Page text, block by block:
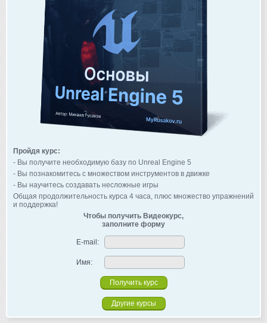
Пройдя курс:
- Вы получите необходимую базу по Unreal Engine 5
- Вы познакомитесь с множеством инструментов в движке
- Вы научитесь создавать несложные игры
Общая продолжительность курса 4 часа, плюс множество упражнений
и поддержка!
Чтобы получить Видеокурс,
заполните форму
E-mail:
Имя:
Другие курсы